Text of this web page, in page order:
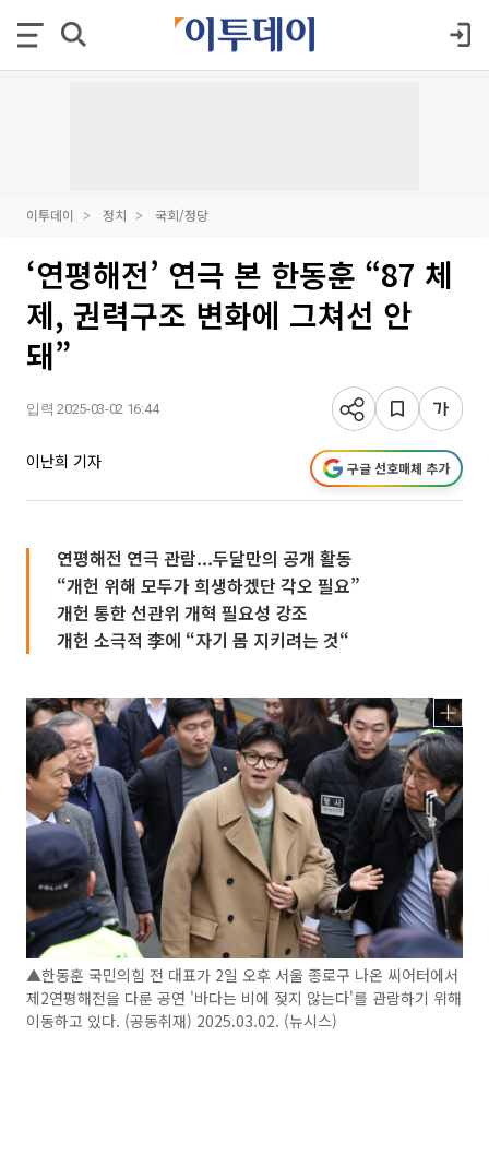
이투데이 정치 국회/정당
‘연평해전’ 연극 본 한동훈 “87 체
제, 권력구조 변화에 그쳐선 안
돼”
입력 2025-03-02 16:44
이난희 기자 구글 선호매체 추가
연평해전 연극 관람...두달만의 공개 활동
“개헌 위해 모두가 희생하겠단 각오 필요”
개헌 통한 선관위 개혁 필요성 강조
개헌 소극적 李에 “자기 몸 지키려는 것“
▲한동훈 국민의힘 전 대표가 2일 오후 서울 종로구 나온 씨어터에서
제2연평해전을 다룬 공연 '바다는 비에 젖지 않는다'를 관람하기 위해
이동하고 있다. (공동취재) 2025.03.02. (뉴시스)